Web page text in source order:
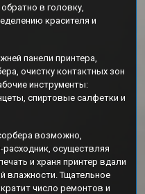
в головку,
красителя и
панели принтера,
очистку контактных зон
инструменты:
спиртовые салфетки и
возможно,
расходник, осуществляя
и храня принтер вдали
влажности. Тщательное
число ремонтов и